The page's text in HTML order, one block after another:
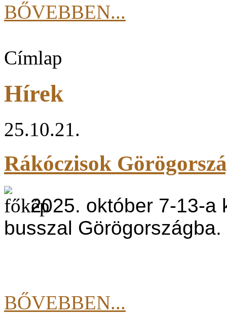
BŐVEBBEN...
Címlap
Hírek
25.10.21.
Rákóczisok
2025. október 7-13-a
busszal Görögországba.
BŐVEBBEN...